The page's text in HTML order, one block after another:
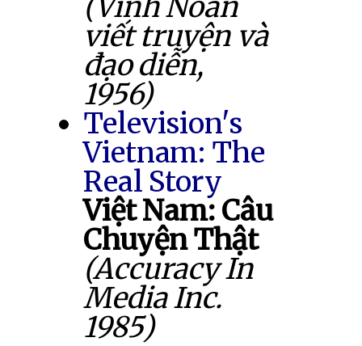
viết truyện và
đạo diễn,
1956)
Television's
Vietnam: The
Real Story
Việt Nam: Câu
Chuyện Thật
(Accuracy In
Media Inc.
1985)